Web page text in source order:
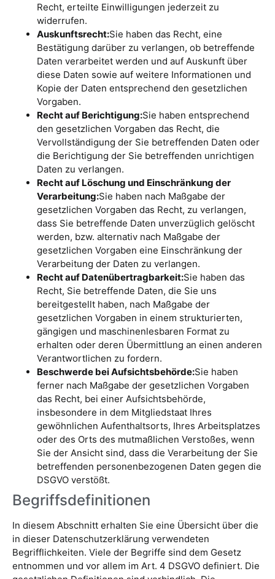
Recht, erteilte Einwilligungen jederzeit zu
widerrufen.
Auskunftsrecht:Sie haben das Recht, eine
Bestätigung darüber zu verlangen, ob betreffende
Daten verarbeitet werden und auf Auskunft über
diese Daten sowie auf weitere Informationen und
Kopie der Daten entsprechend den gesetzlichen
Vorgaben.
Recht auf Berichtigung:Sie haben entsprechend
den gesetzlichen Vorgaben das Recht, die
Vervollständigung der Sie betreffenden Daten oder
die Berichtigung der Sie betreffenden unrichtigen
Daten zu verlangen.
Recht auf Löschung und Einschränkung der
Verarbeitung:Sie haben nach Maßgabe der
gesetzlichen Vorgaben das Recht, zu verlangen,
dass Sie betreffende Daten unverzüglich gelöscht
werden, bzw. alternativ nach Maßgabe der
gesetzlichen Vorgaben eine Einschränkung der
Verarbeitung der Daten zu verlangen.
Recht auf Datenübertragbarkeit:Sie haben das
Recht, Sie betreffende Daten, die Sie uns
bereitgestellt haben, nach Maßgabe der
gesetzlichen Vorgaben in einem strukturierten,
gängigen und maschinenlesbaren Format zu
erhalten oder deren Übermittlung an einen anderen
Verantwortlichen zu fordern.
Beschwerde bei Aufsichtsbehörde:Sie haben
ferner nach Maßgabe der gesetzlichen Vorgaben
das Recht, bei einer Aufsichtsbehörde,
insbesondere in dem Mitgliedstaat Ihres
gewöhnlichen Aufenthaltsorts, Ihres Arbeitsplatzes
oder des Orts des mutmaßlichen Verstoßes, wenn
Sie der Ansicht sind, dass die Verarbeitung der Sie
betreffenden personenbezogenen Daten gegen die
DSGVO verstößt.
Begriffsdefinitionen
In diesem Abschnitt erhalten Sie eine Übersicht über die
in dieser Datenschutzerklärung verwendeten
Begrifflichkeiten. Viele der Begriffe sind dem Gesetz
entnommen und vor allem im Art. 4 DSGVO definiert. Die